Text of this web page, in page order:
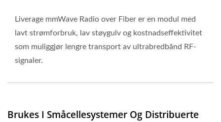
Liverage mmWave Radio over Fiber er en modul med
lavt strømforbruk, lav støygulv og kostnadseffektivitet
som muliggjør lengre transport av ultrabredbånd RF-
signaler.
Brukes I Småcellesystemer Og Distribuerte